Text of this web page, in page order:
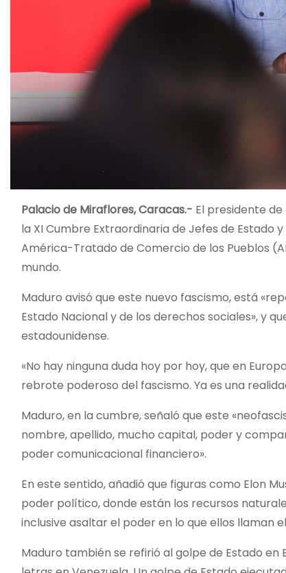
Palacio de Miraflores, Caracas.- El presidente
la XI Cumbre Extraordinaria de Jefes de Estado
América-Tratado de Comercio de los Pueblos
mundo.
Maduro avisó que este nuevo fascismo, está
Estado Nacional y de los derechos sociales», y
estadounidense.
«No hay ninguna duda hoy por hoy, que en
rebrote poderoso del fascismo. Ya es una
Maduro, en la cumbre, señaló que este
nombre, apellido, mucho capital, poder y
poder comunicacional financiero».
En este sentido, añadió que figuras como Elon
poder político, donde están los recursos
inclusive asaltar el poder en lo que ellos llaman
Maduro también se refirió al golpe de Estado en